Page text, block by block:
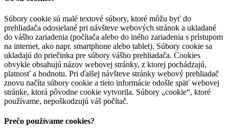
Súbory cookie sú malé textové súbory, ktoré môžu byť do
prehliadača odosielané pri návšteve webových stránok a ukladané
do vášho zariadenia (počítača alebo do iného zariadenia s prístupom
na internet, ako napr. smartphone alebo tablet). Súbory cookie sa
ukladajú do priečinka pre súbory vášho prehliadača. Cookies
obvykle obsahujú názov webovej stránky, z ktorej pochádzajú,
platnosť a hodnotu. Pri ďalšej návšteve stránky webový prehliadač
znovu načíta súbory cookie a tieto informácie odošle späť webovej
stránke, ktorá pôvodne cookie vytvorila. Súbory „cookie“, ktoré
používame, nepoškodzujú váš počítač.
Prečo používame cookies?